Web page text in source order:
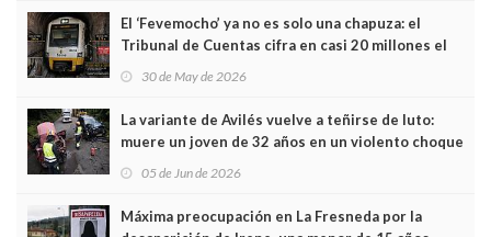
El ‘Fevemocho’ ya no es solo una chapuza: el
Tribunal de Cuentas cifra en casi 20 millones el
sobrecoste de los trenes que no cabían por los
30 de May de 2026
La variante de Avilés vuelve a teñirse de luto:
muere un joven de 32 años en un violento choque
frontal
05 de Jun de 2026
Máxima preocupación en La Fresneda por la